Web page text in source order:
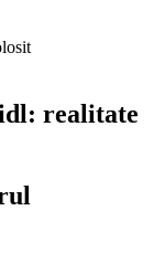
realitate